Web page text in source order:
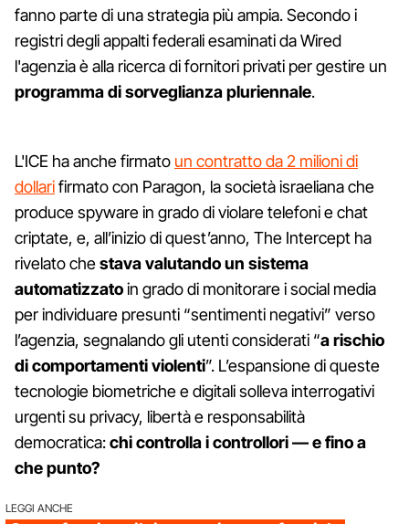
fanno parte di una strategia più ampia. Secondo i
registri degli appalti federali esaminati da Wired
l'agenzia è alla ricerca di fornitori privati ​​per gestire un
programma di sorveglianza pluriennale.
L'ICE ha anche firmato un contratto da 2 milioni di
dollarifirmato con Paragon, la società israeliana che
produce spyware in grado di violare telefoni e chat
criptate, e, all’inizio di quest’anno, The Intercept ha
rivelato chestava valutando un sistema
automatizzatoin grado di monitorare i social media
per individuare presunti “sentimenti negativi” verso
l’agenzia, segnalando gli utenti considerati “a rischio
di comportamenti violenti”. L’espansione di queste
tecnologie biometriche e digitali solleva interrogativi
urgenti su privacy, libertà e responsabilità
democratica:chi controlla i controllori — e fino a
che punto?
LEGGI ANCHE